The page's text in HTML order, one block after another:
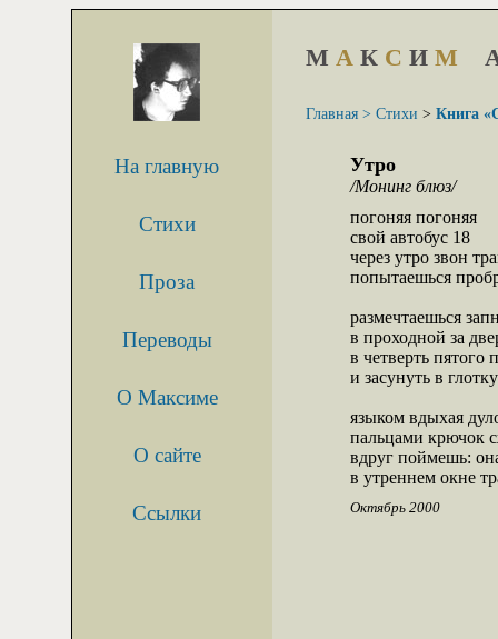
На главную
Стихи
Проза
Переводы
О Максиме
О сайте
Ссылки
М А К С И М
Главная > Стихи > Книга
Утро
/Монинг блюз/
погоняя погоняя
свой автобус 18
через утро звон
попытаешься
размечтаешься
в проходной за
в четверть пятого
и засунуть в
языком вдыхая
пальцами крючок
вдруг поймешь:
в утреннем окне
Октябрь 2000